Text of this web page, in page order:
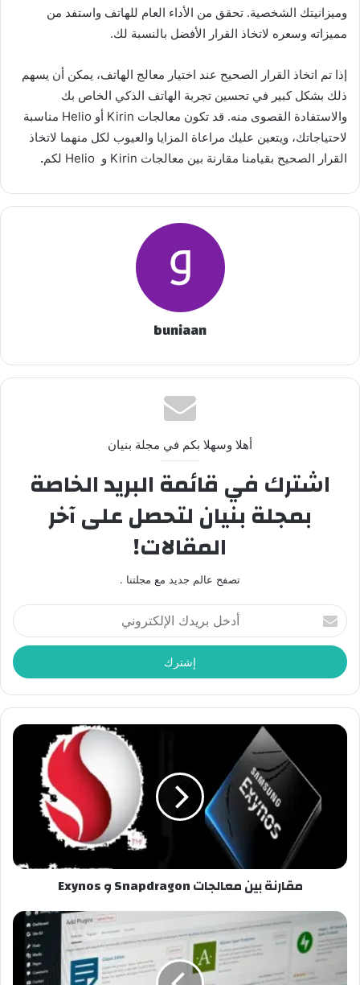
وميزانيتك الشخصية. تحقق من الأداء العام للهاتف واستفد من
مميزاته وسعره لاتخاذ القرار الأفضل بالنسبة لك.
إذا تم اتخاذ القرار الصحيح عند اختيار معالج الهاتف، يمكن أن يسهم
ذلك بشكل كبير في تحسين تجربة الهاتف الذكي الخاص بك
والاستفادة القصوى منه. قد تكون معالجات Kirin أو Helio مناسبة
لاحتياجاتك، ويتعين عليك مراعاة المزايا والعيوب لكل منهما لاتخاذ
القرار الصحيح بقيامنا مقارنة بين معالجات Kirin و Helio
لكم.
buniaan
أهلا وسهلا بكم في مجلة بنيان
اشترك في قائمة البريد الخاصة
بمجلة بنيان لتحصل على آخر
المقالات!
تصفح عالم جديد مع مجلتنا .
أدخل
بريدك
الإلكتروني
مقارنة بين معالجات Snapdragon و Exynos